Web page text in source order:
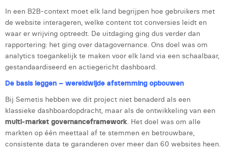
Laura Rooseleer
Laura Verhelst
Lena Pignoloni
Leonard Dierickx
Linda Kraim
Lisa Protin
Lore Fierens
Lotte Vranckx
In een B2B-context moet elk land begrijpen hoe gebruikers met
de website interageren, welke content tot conversies leidt en
waar er wrijving optreedt. De uitdaging ging dus verder dan
rapportering: het ging over datagovernance. Ons doel was om
analytics toegankelijk te maken voor elk land via een schaalbaar,
gestandaardiseerd en actiegericht dashboard.
De basis leggen – wereldwijde afstemming opbouwen
Bij Semetis hebben we dit project niet benaderd als een
klassieke dashboardopdracht, maar als de ontwikkeling van een
multi-market governanceframework. Het doel was om alle
markten op één meettaal af te stemmen en betrouwbare,
consistente data te garanderen over meer dan 60 websites heen.